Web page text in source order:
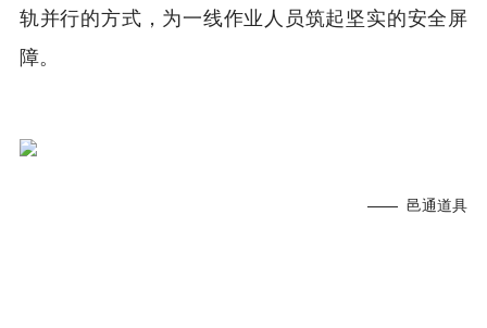
轨并行的方式，为一线作业人员筑起坚实的安全屏
障。
—— 邑通道具